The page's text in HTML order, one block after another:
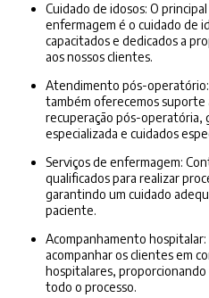
Cuidado de idosos: O principal serviço do cuidador de
enfermagem é o cuidado de
capacitados e dedicados a
aos nossos clientes.
Atendimento pós-operatório: Além do cuidado de idosos,
também oferecemos suporte
recuperação pós-operatória,
especializada e cuidados
Serviços de enfermagem: Contamos com profissionais
qualificados para realizar
garantindo um cuidado
paciente.
Acompanhamento hospitalar: Nossos cuidadores podem
acompanhar os clientes em
hospitalares,
todo o processo.